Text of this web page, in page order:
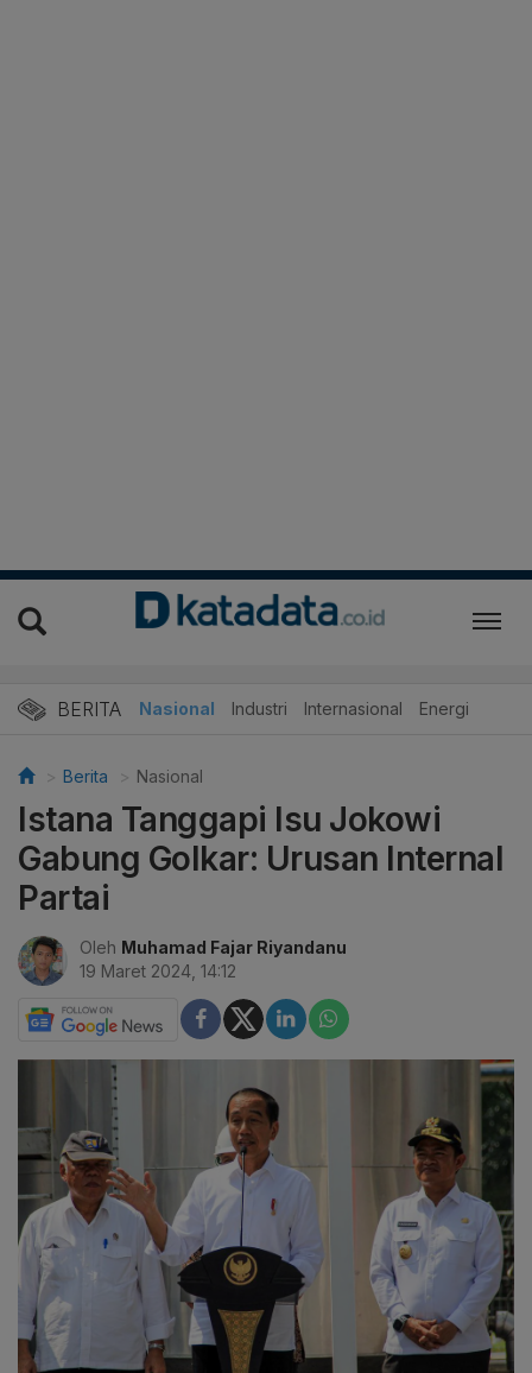
BERITA Nasional Industri Internasional Energi
Berita Nasional
Istana Tanggapi Isu Jokowi
Gabung Golkar: Urusan Internal
Partai
Oleh Muhamad Fajar Riyandanu
19 Maret 2024, 14:12